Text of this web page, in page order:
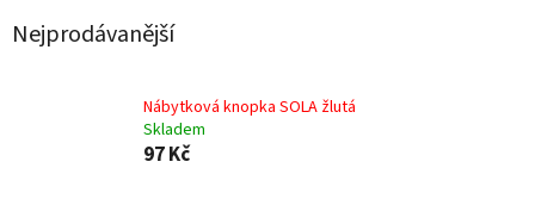
Nejprodávanější
Nábytková knopka SOLA žlutá
Skladem
97 Kč